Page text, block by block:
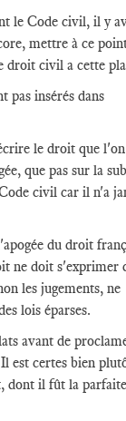
le Code civil, il y
mettre à ce
droit civil a cette
pas insérés dans
le droit que
que pas sur la
civil car il n'a
du droit
ne doit s'exprimer
les jugements, ne
lois éparses.
avant de
est certes bien
dont il fût la